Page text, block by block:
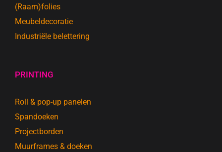
(Raam)folies
Meubeldecoratie
Industriële belettering
PRINTING
Roll & pop-up panelen
Spandoeken
Projectborden
Muurframes & doeken